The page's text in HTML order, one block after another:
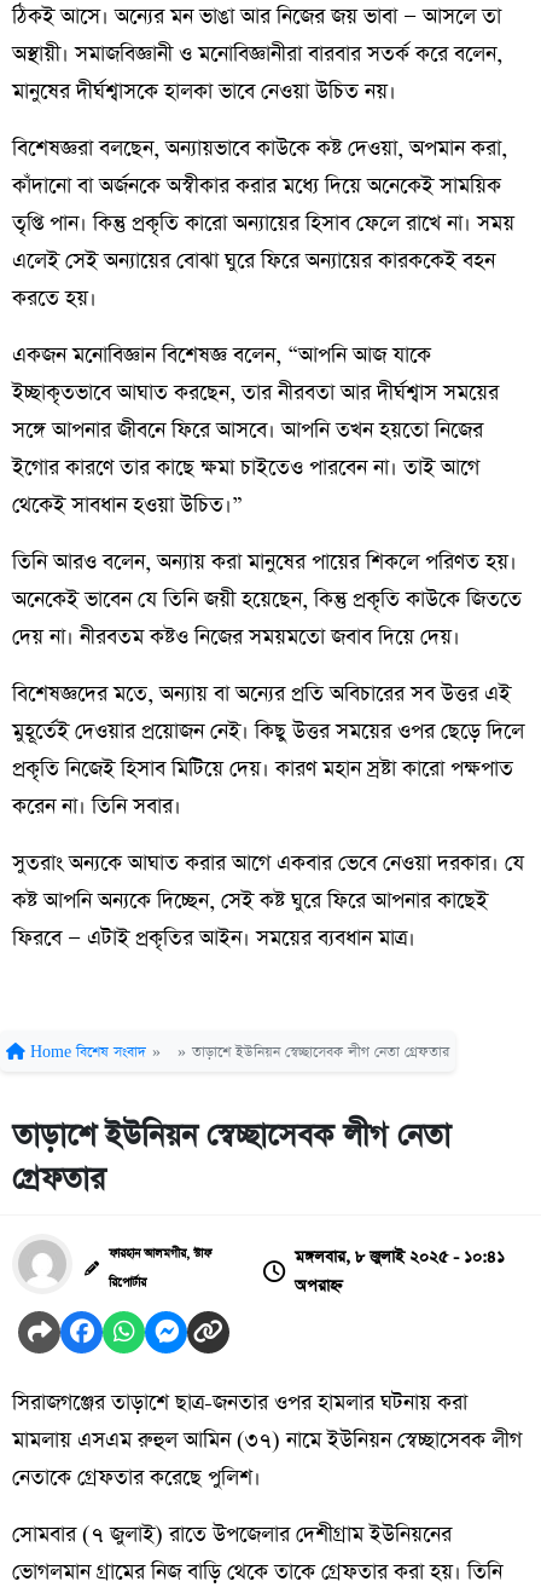
ঠিকই আসে। অন্যের মন ভাঙা আর নিজের জয় ভাবা — আসলে তা
অস্থায়ী। সমাজবিজ্ঞানী ও মনোবিজ্ঞানীরা বারবার সতর্ক করে বলেন,
মানুষের দীর্ঘশ্বাসকে হালকা ভাবে নেওয়া উচিত নয়।
বিশেষজ্ঞরা বলছেন, অন্যায়ভাবে কাউকে কষ্ট দেওয়া, অপমান করা,
কাঁদানো বা অর্জনকে অস্বীকার করার মধ্যে দিয়ে অনেকেই সাময়িক
তৃপ্তি পান। কিন্তু প্রকৃতি কারো অন্যায়ের হিসাব ফেলে রাখে না। সময়
এলেই সেই অন্যায়ের বোঝা ঘুরে ফিরে অন্যায়ের কারককেই বহন
করতে হয়।
একজন মনোবিজ্ঞান বিশেষজ্ঞ বলেন, “আপনি আজ যাকে
ইচ্ছাকৃতভাবে আঘাত করছেন, তার নীরবতা আর দীর্ঘশ্বাস সময়ের
সঙ্গে আপনার জীবনে ফিরে আসবে। আপনি তখন হয়তো নিজের
ইগোর কারণে তার কাছে ক্ষমা চাইতেও পারবেন না। তাই আগে
থেকেই সাবধান হওয়া উচিত।”
তিনি আরও বলেন, অন্যায় করা মানুষের পায়ের শিকলে পরিণত হয়।
অনেকেই ভাবেন যে তিনি জয়ী হয়েছেন, কিন্তু প্রকৃতি কাউকে জিততে
দেয় না। নীরবতম কষ্টও নিজের সময়মতো জবাব দিয়ে দেয়।
বিশেষজ্ঞদের মতে, অন্যায় বা অন্যের প্রতি অবিচারের সব উত্তর এই
মুহূর্তেই দেওয়ার প্রয়োজন নেই। কিছু উত্তর সময়ের ওপর ছেড়ে দিলে
প্রকৃতি নিজেই হিসাব মিটিয়ে দেয়। কারণ মহান স্রষ্টা কারো পক্ষপাত
করেন না। তিনি সবার।
সুতরাং অন্যকে আঘাত করার আগে একবার ভেবে নেওয়া দরকার। যে
কষ্ট আপনি অন্যকে দিচ্ছেন, সেই কষ্ট ঘুরে ফিরে আপনার কাছেই
ফিরবে — এটাই প্রকৃতির আইন। সময়ের ব্যবধান মাত্র।
Home বিশেষ সংবাদ » » তাড়াশে ইউনিয়ন স্বেচ্ছাসেবক লীগ নেতা গ্রেফতার
তাড়াশে ইউনিয়ন স্বেচ্ছাসেবক লীগ নেতা
গ্রেফতার
ফারহান আলমগীর, স্টাফ
রিপোর্টার
মঙ্গলবার, ৮ জুলাই ২০২৫ - ১০:৪১
অপরাহ্ন
সিরাজগঞ্জের তাড়াশে ছাত্র-জনতার ওপর হামলার ঘটনায় করা
মামলায় এসএম রুহুল আমিন (৩৭) নামে ইউনিয়ন স্বেচ্ছাসেবক লীগ
নেতাকে গ্রেফতার করেছে পুলিশ।
সোমবার (৭ জুলাই) রাতে উপজেলার দেশীগ্রাম ইউনিয়নের
ভোগলমান গ্রামের নিজ বাড়ি থেকে তাকে গ্রেফতার করা হয়। তিনি